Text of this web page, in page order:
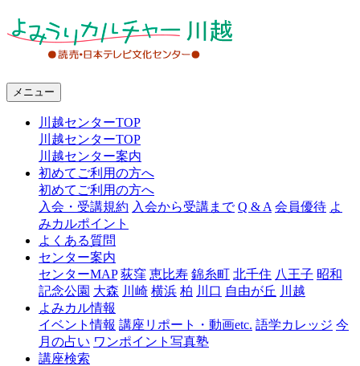
ャ
越
メニュー
川越センターTOP
川越センターTOP
川越センター案内
初めてご利用の方へ
初めてご利用の方へ
入会・受講規約 入会から受講まで Q & A 会員優待 よ
みカルポイント
よくある質問
センター案内
センターMAP 荻窪 恵比寿 錦糸町 北千住 八王子 昭和
記念公園 大森 川崎 横浜 柏 川口 自由が丘 川越
よみカル情報
イベント情報 講座リポート・動画etc. 語学カレッジ 今
月の占い ワンポイント写真塾
講座検索